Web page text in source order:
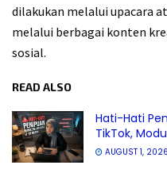
dilakukan melalui upacara
melalui berbagai konten
sosial.
READ ALSO
Hati-Hati
TikTok,
AUGUST 1, 2026